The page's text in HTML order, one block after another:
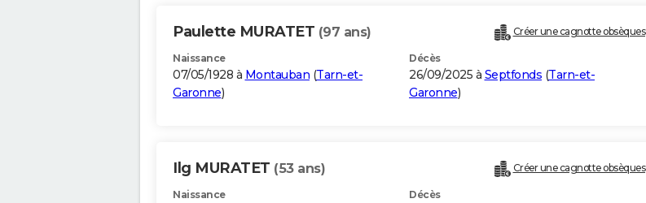
Paulette MURATET (97 ans) Créer une cagnotte obsèques
Naissance
07/05/1928 à Montauban (Tarn-et-
Garonne)
Décès
26/09/2025 à Septfonds (Tarn-et-
Garonne)
Ilg MURATET (53 ans) Créer une cagnotte obsèques
Naissance Décès